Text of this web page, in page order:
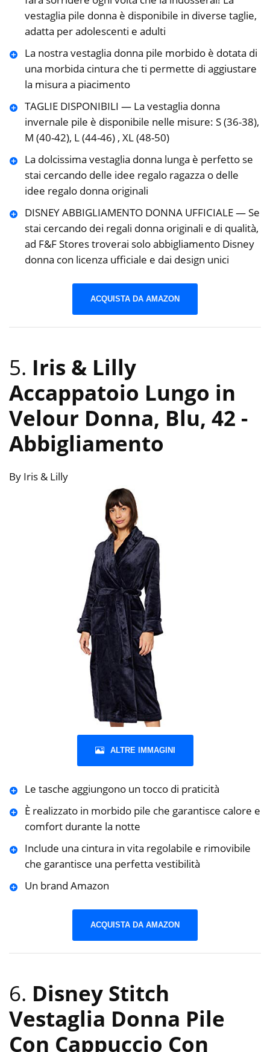
vestaglia pile donna è disponibile in diverse taglie,
adatta per adolescenti e adulti
La nostra vestaglia donna pile morbido è dotata di
una morbida cintura che ti permette di aggiustare
la misura a piacimento
TAGLIE DISPONIBILI — La vestaglia donna
invernale pile è disponibile nelle misure: S (36-38),
M (40-42), L (44-46) , XL (48-50)
La dolcissima vestaglia donna lunga è perfetto se
stai cercando delle idee regalo ragazza o delle
idee regalo donna originali
DISNEY ABBIGLIAMENTO DONNA UFFICIALE — Se
stai cercando dei regali donna originali e di qualità,
ad F&F Stores troverai solo abbigliamento Disney
donna con licenza ufficiale e dai design unici
ACQUISTA DA AMAZON
5. Iris & Lilly
Accappatoio Lungo in
Velour Donna, Blu, 42 -
Abbigliamento
By Iris & Lilly
ALTRE IMMAGINI
Le tasche aggiungono un tocco di praticità
È realizzato in morbido pile che garantisce calore e
comfort durante la notte
Include una cintura in vita regolabile e rimovibile
che garantisce una perfetta vestibilità
Un brand Amazon
ACQUISTA DA AMAZON
6. Disney Stitch
Vestaglia Donna Pile
Con Cappuccio Con